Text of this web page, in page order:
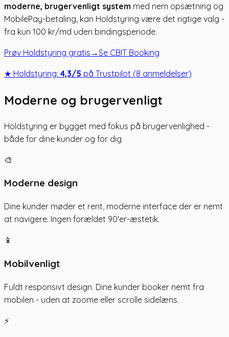
moderne, brugervenligt system med nem opsætning og
MobilePay-betaling, kan Holdstyring være det rigtige valg -
fra kun 100 kr/md uden bindingsperiode.
Prøv Holdstyring gratis →Se CBIT Booking
★ Holdstyring: 4,3/5 på Trustpilot (8 anmeldelser)
Moderne og brugervenligt
Holdstyring er bygget med fokus på brugervenlighed -
både for dine kunder og for dig
🎨
Moderne design
Dine kunder møder et rent, moderne interface der er nemt
at navigere. Ingen forældet 90'er-æstetik.
📱
Mobilvenligt
Fuldt responsivt design. Dine kunder booker nemt fra
mobilen - uden at zoome eller scrolle sidelæns.
⚡